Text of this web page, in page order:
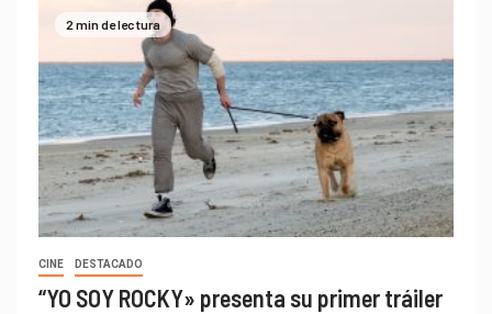
2 min de lectura
CINE DESTACADO
“YO SOY ROCKY» presenta su primer tráiler